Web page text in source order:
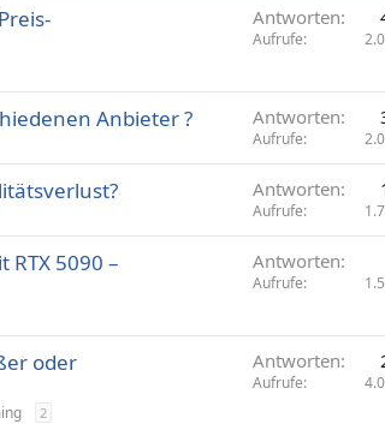
Antworten
Aufrufe
Anbieter ? Antworten
Aufrufe
Antworten
Aufrufe
RTX 5090 –
Antworten
Aufrufe
oder
2
Antworten
Aufrufe